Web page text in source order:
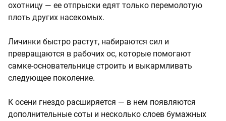
охотницу — ее отпрыски едят только перемолотую
плоть других насекомых.
Личинки быстро растут, набираются сил и
превращаются в рабочих ос, которые помогают
самке-основательнице строить и выкармливать
следующее поколение.
К осени гнездо расширяется — в нем появляются
дополнительные соты и несколько слоев бумажных